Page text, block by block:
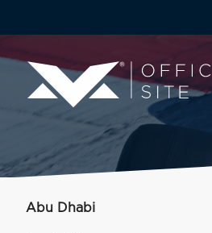
Abu Dhabi